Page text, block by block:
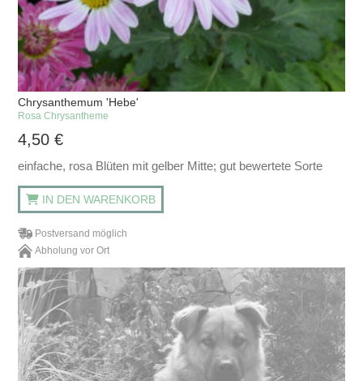
Chrysanthemum 'Hebe'
Rosa Chrysantheme
4,50€
einfache, rosa Blüten mit gelber Mitte; gut bewertete Sorte
IN DEN WARENKORB
Postversand möglich
Abholung vor Ort